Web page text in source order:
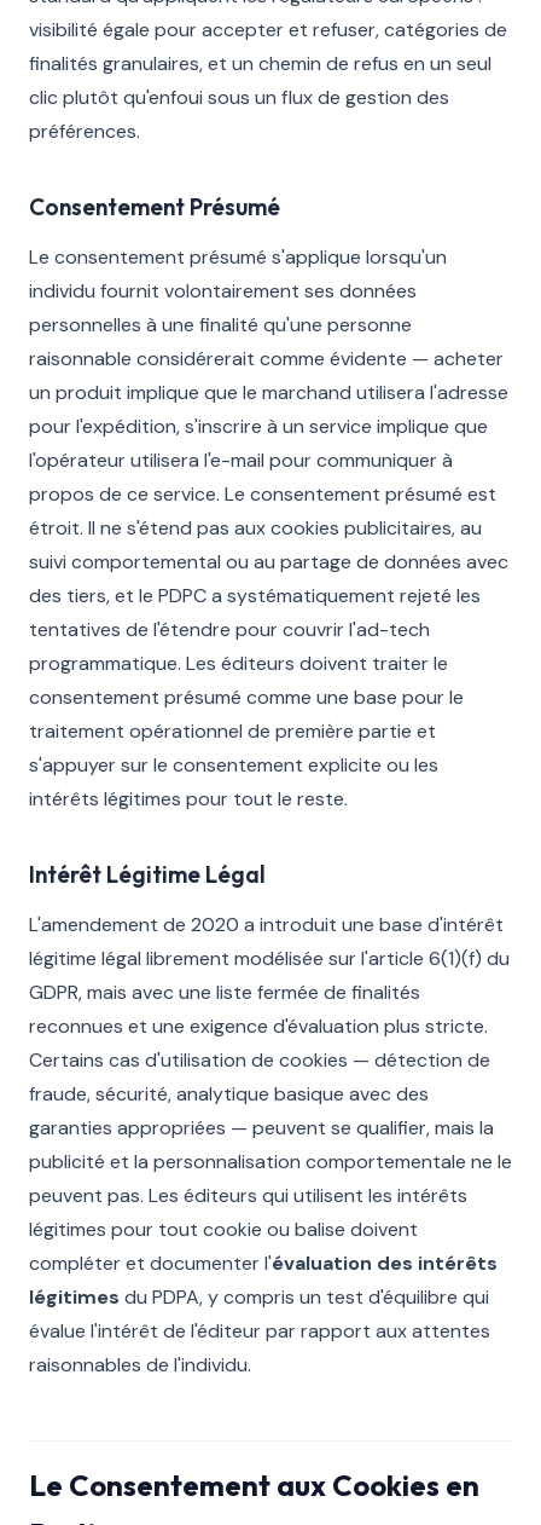
visibilité égale pour accepter et refuser, catégories de
finalités granulaires, et un chemin de refus en un seul
clic plutôt qu'enfoui sous un flux de gestion des
préférences.
Consentement Présumé
Le consentement présumé s'applique lorsqu'un
individu fournit volontairement ses données
personnelles à une finalité qu'une personne
raisonnable considérerait comme évidente — acheter
un produit implique que le marchand utilisera l'adresse
pour l'expédition, s'inscrire à un service implique que
l'opérateur utilisera l'e-mail pour communiquer à
propos de ce service. Le consentement présumé est
étroit. Il ne s'étend pas aux cookies publicitaires, au
suivi comportemental ou au partage de données avec
des tiers, et le PDPC a systématiquement rejeté les
tentatives de l'étendre pour couvrir l'ad-tech
programmatique. Les éditeurs doivent traiter le
consentement présumé comme une base pour le
traitement opérationnel de première partie et
s'appuyer sur le consentement explicite ou les
intérêts légitimes pour tout le reste.
Intérêt Légitime Légal
L'amendement de 2020 a introduit une base d'intérêt
légitime légal librement modélisée sur l'article 6(1)(f) du
GDPR, mais avec une liste fermée de finalités
reconnues et une exigence d'évaluation plus stricte.
Certains cas d'utilisation de cookies — détection de
fraude, sécurité, analytique basique avec des
garanties appropriées — peuvent se qualifier, mais la
publicité et la personnalisation comportementale ne le
peuvent pas. Les éditeurs qui utilisent les intérêts
légitimes pour tout cookie ou balise doivent
compléter et documenter l'évaluation des intérêts
légitimes du PDPA, y compris un test d'équilibre qui
évalue l'intérêt de l'éditeur par rapport aux attentes
raisonnables de l'individu.
Le Consentement aux Cookies en